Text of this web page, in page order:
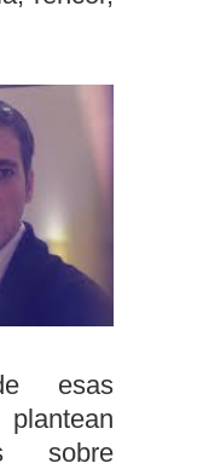
esas
sobre